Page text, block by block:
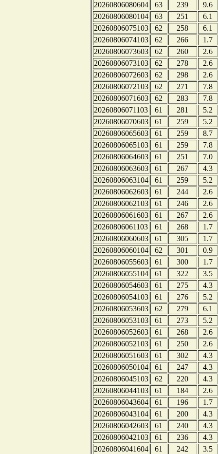
20260806080604
63 239
9.6
20260806080104
63 251
6.1
20260806075103
62 258
6.1
20260806074103
62 266
1.7
20260806073603
62 260
2.6
20260806073103
62 278
2.6
20260806072603
62 298
2.6
20260806072103
62 271
7.8
20260806071603
62 283
7.8
20260806071103
61 281
5.2
20260806070603
61 259
5.2
20260806065603
61 259
8.7
20260806065103
61 259
7.8
20260806064603
61 251
7.0
20260806063603
61 267
4.3
20260806063104
61 259
5.2
20260806062603
61 244
2.6
20260806062103
61 246
2.6
20260806061603
61 267
2.6
20260806061103
61 268
1.7
20260806060603
61 305
1.7
20260806060104
62 301
0.9
20260806055603
61 300
1.7
20260806055104
61 322
3.5
20260806054603
61 275
4.3
20260806054103
61 276
5.2
20260806053603
62 279
6.1
20260806053103
61 273
5.2
20260806052603
61 268
2.6
20260806052103
61 250
2.6
20260806051603
61 302
4.3
20260806050104
61 247
4.3
20260806045103
62 220
4.3
20260806044103
61 184
2.6
20260806043604
61 196
1.7
20260806043104
61 200
4.3
20260806042603
61 240
4.3
20260806042103
61 236
4.3
20260806041604
61 242
3.5